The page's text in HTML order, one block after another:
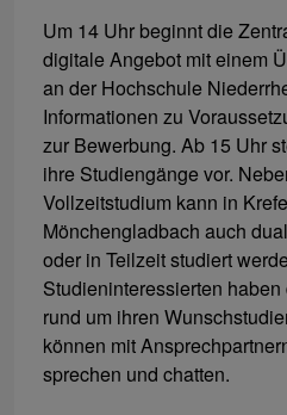
Um 14 Uhr beginnt die
digitale Angebot mit einem
an der Hochschule
Informationen zu
zur Bewerbung. Ab 15 Uhr
ihre Studiengänge vor.
Vollzeitstudium kann in
Mönchengladbach auch
oder in Teilzeit studiert
Studieninteressierten
rund um ihren
können mit
sprechen und chatten.